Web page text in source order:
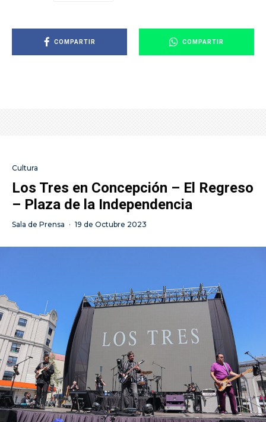
COMPARTIR COMPARTIR
Cultura
Los Tres en Concepción – El Regreso
– Plaza de la Independencia
Sala de Prensa · 19 de Octubre 2023